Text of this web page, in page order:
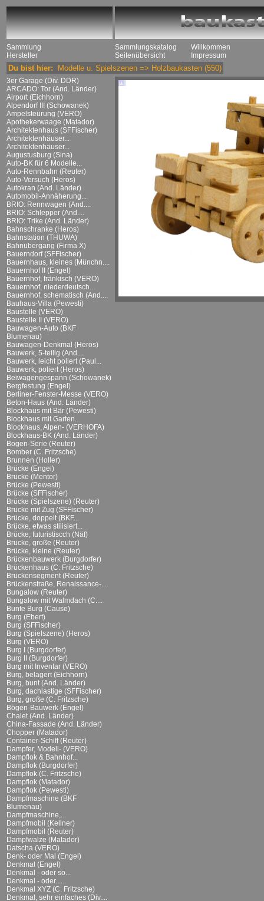
Sammlung
Hersteller
Sammlungskatalog
Seitenübersicht
Willkommen
Impressum
Du bist hier: Modelle u. Spielszenen => Holzbaukasten (550)
3er Garage (Div. DDR)
ARCADO: Tor (And. Länder)
Airport (Eichhorn)
Alpendorf III (Schowanek)
Ampelsteürung (VERO)
Apothekerwaage (Matador)
Architektenhaus (SFFischer)
Architektenhäuser...
Architektenhäuser...
Augustusburg (Sina)
Auto-BK für 6 Modelle...
Auto-Rennbahn (Reuter)
Auto-Versuch (Heros)
Autokran (And. Länder)
Automobil-Annäherung...
BRIO: Rennwagen (And....
BRIO: Schlepper (And....
BRIO: Trike (And. Länder)
Bahnschranke (Heros)
Bahnstation (THUWA)
Bahnübergang (Firma X)
Bauerndorf (SFFischer)
Bauernhaus, kleines (Münchn....
Bauernhof II (Engel)
Bauernhof, fränkisch (VERO)
Bauernhof, niederdeutsch...
Bauernhof, schematisch (And....
Bauhaus-Villa (Pewesti)
Baustelle (VERO)
Baustelle II (VERO)
Bauwagen-Auto (BKF
Blumenau)
Bauwagen-Denkmal (Heros)
Bauwerk, 5-teilig (And....
Bauwerk, leicht poliert (Paul...
Bauwerk, poliert (Heros)
Beiwagengespann (Schowanek)
Bergfestung (Engel)
Berliner-Fenster-Messe (VERO)
Beton-Haus (And. Länder)
Blockhaus mit Bär (Pewesti)
Blockhaus mit Garten...
Blockhaus, Alpen- (VERHOFA)
Blockhaus-BK (And. Länder)
Bogen-Serie (Reuter)
Bomber (C. Fritzsche)
Brunnen (Holler)
Brücke (Engel)
Brücke (Mentor)
Brücke (Pewesti)
Brücke (SFFischer)
Brücke (Spielszene) (Reuter)
Brücke mit Zug (SFFischer)
Brücke, doppelt (BKF...
Brücke, etwas stilisiert...
Brücke, futuristiscch (Näf)
Brücke, große (Reuter)
Brücke, kleine (Reuter)
Brückenbauwerk (Burgdorfer)
Brückenhaus (C. Fritzsche)
Brückensegment (Reuter)
Brückenstraße, Renaissance-...
Bungalow (Reuter)
Bungalow mit Walmdach (C....
Bunte Burg (Cause)
Burg (Ebert)
Burg (SFFischer)
Burg (Spielszene) (Heros)
Burg (VERO)
Burg I (Burgdorfer)
Burg II (Burgdorfer)
Burg mit Inventar (VERO)
Burg, belagert (Eichhorn)
Burg, bunt (And. Länder)
Burg, dachlastige (SFFischer)
Burg, große (C. Fritzsche)
Bögen-Bauwerk (Engel)
Chalet (And. Länder)
China-Fassade (And. Länder)
Chopper (Matador)
Container-Schiff (Reuter)
Dampfer, Modell- (VERO)
Dampflok & Bahnhof...
Dampflok (Burgdorfer)
Dampflok (C. Fritzsche)
Dampflok (Matador)
Dampflok (Pewesti)
Dampfmaschine (BKF
Blumenau)
Dampfmaschine,...
Dampfmobil (Kellner)
Dampfmobil (Reuter)
Dampfwalze (Matador)
Datscha (VERO)
Denk- oder Mal (Engel)
Denkmal (Engel)
Denkmal - oder so...
Denkmal - oder......
Denkmal XYZ (C. Fritzsche)
Denkmal, sehr einfaches (Div....